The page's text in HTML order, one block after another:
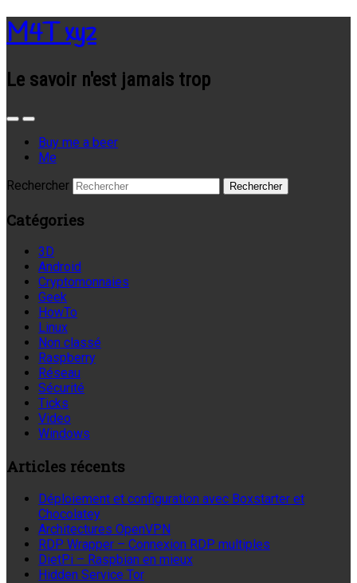
M4T xyz
Le savoir n'est jamais trop
Buy me a beer
Me
Rechercher
Catégories
3D
Android
Cryptomonnaies
Geek
HowTo
Linux
Non classé
Raspberry
Réseau
Sécurité
Ticks
Video
Windows
Articles récents
Déploiement et configuration avec Boxstarter et
Chocolatey
Architectures OpenVPN
RDP Wrapper – Connexion RDP multiples
DietPi – Raspbian en mieux
Hidden Service Tor